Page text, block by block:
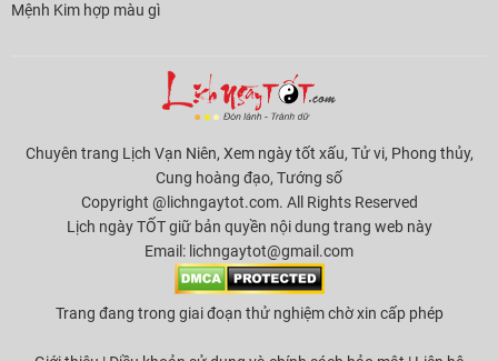
Mệnh Kim hợp màu gì
Chuyên trang Lịch Vạn Niên, Xem ngày tốt xấu, Tử vi, Phong thủy,
Cung hoàng đạo, Tướng số
Copyright @lichngaytot.com. All Rights Reserved
Lịch ngày TỐT giữ bản quyền nội dung trang web này
Email: lichngaytot@gmail.com
Trang đang trong giai đoạn thử nghiệm chờ xin cấp phép